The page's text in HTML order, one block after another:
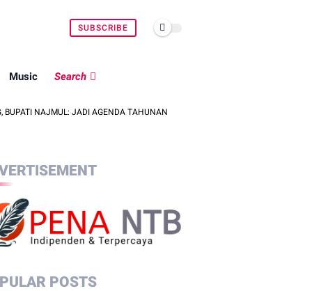
SUBSCRIBE
Music Search
JADI AGENDA TAHUNAN
POSTS